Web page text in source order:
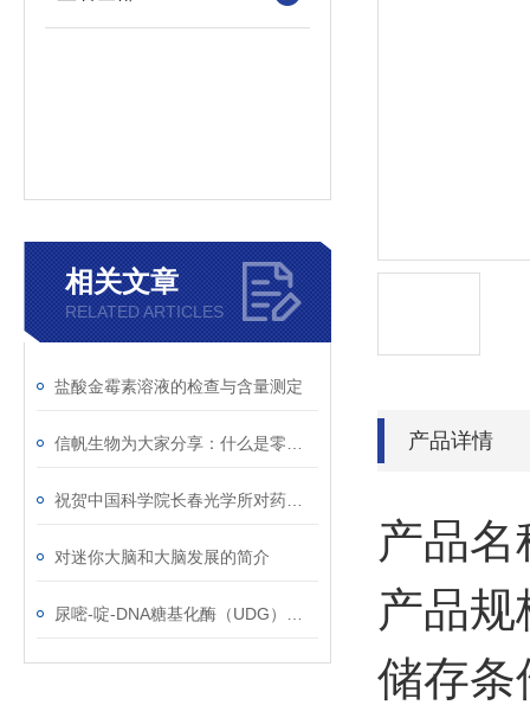
相关文章
RELATED ARTICLES
盐酸金霉素溶液的检查与含量测定
对迷你大脑和大脑发展的简介
产品详情
产品名
产品规
储存条